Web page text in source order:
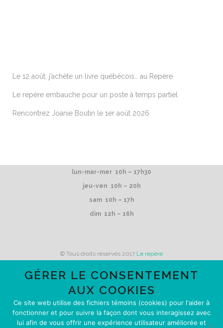
Le 12 août, j’achète un livre québécois… au Repère
Le repère embauche pour un poste à temps partiel
Rencontrez Joanie Boutin le 1er août 2026
lun-mar-mer 10h – 17h30
jeu-ven 10h – 20h
sam 10h – 17h
dim 12h – 16h
© Tous droits réservés 2017 Le repère
Le repère reçoit du financement de
GÉRER LE CONSENTEMENT
AUX COOKIES
Ce site web utilise des fichiers témoins (cookies) pour l'aider à
fonctionner et pour suivre la façon dont vous interagissez avec
lui afin de vous offrir une expérience utilisateur améliorée et